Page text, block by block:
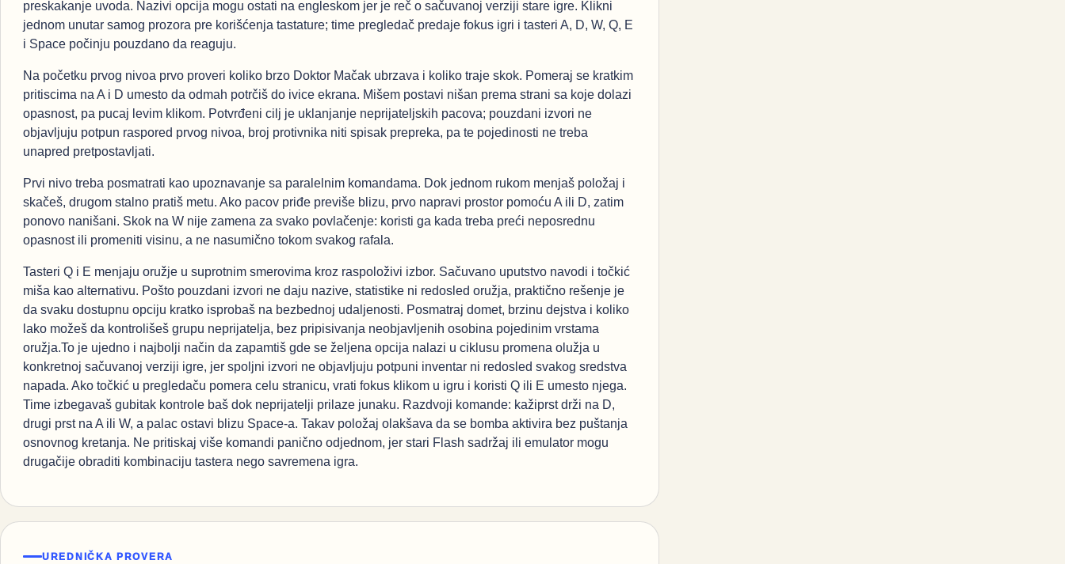
preskakanje uvoda. Nazivi opcija mogu ostati na engleskom jer je reč o sačuvanoj verziji stare igre. Klikni
jednom unutar samog prozora pre korišćenja tastature; time pregledač predaje fokus igri i tasteri A, D, W, Q, E
i Space počinju pouzdano da reaguju.
Na početku prvog nivoa prvo proveri koliko brzo Doktor Mačak ubrzava i koliko traje skok. Pomeraj se kratkim
pritiscima na A i D umesto da odmah potrčiš do ivice ekrana. Mišem postavi nišan prema strani sa koje dolazi
opasnost, pa pucaj levim klikom. Potvrđeni cilj je uklanjanje neprijateljskih pacova; pouzdani izvori ne
objavljuju potpun raspored prvog nivoa, broj protivnika niti spisak prepreka, pa te pojedinosti ne treba
unapred pretpostavljati.
Prvi nivo treba posmatrati kao upoznavanje sa paralelnim komandama. Dok jednom rukom menjaš položaj i
skačeš, drugom stalno pratiš metu. Ako pacov priđe previše blizu, prvo napravi prostor pomoću A ili D, zatim
ponovo nanišani. Skok na W nije zamena za svako povlačenje: koristi ga kada treba preći neposrednu
opasnost ili promeniti visinu, a ne nasumično tokom svakog rafala.
Tasteri Q i E menjaju oružje u suprotnim smerovima kroz raspoloživi izbor. Sačuvano uputstvo navodi i točkić
miša kao alternativu. Pošto pouzdani izvori ne daju nazive, statistike ni redosled oružja, praktično rešenje je
da svaku dostupnu opciju kratko isprobaš na bezbednoj udaljenosti. Posmatraj domet, brzinu dejstva i koliko
lako možeš da kontrolišeš grupu neprijatelja, bez pripisivanja neobjavljenih osobina pojedinim vrstama
oružja.To je ujedno i najbolji način da zapamtiš gde se željena opcija nalazi u ciklusu promena olužja u
konkretnoj sačuvanoj verziji igre, jer spoljni izvori ne objavljuju potpuni inventar ni redosled svakog sredstva
napada. Ako točkić u pregledaču pomera celu stranicu, vrati fokus klikom u igru i koristi Q ili E umesto njega.
Time izbegavaš gubitak kontrole baš dok neprijatelji prilaze junaku. Razdvoji komande: kažiprst drži na D,
drugi prst na A ili W, a palac ostavi blizu Space-a. Takav položaj olakšava da se bomba aktivira bez puštanja
osnovnog kretanja. Ne pritiskaj više komandi panično odjednom, jer stari Flash sadržaj ili emulator mogu
drugačije obraditi kombinaciju tastera nego savremena igra.
UREDNIČKA PROVERA